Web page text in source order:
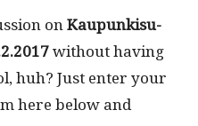
onKaupunkisu­
with­out hav­ing
huh? Just enter your
here below and